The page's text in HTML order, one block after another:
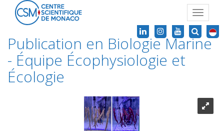
Toggle
Publication en Biologie Marine
- Équipe Écophysiologie et
Écologie